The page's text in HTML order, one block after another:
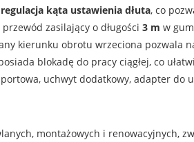
kąta ustawienia dłuta, co
zasilający o długości 3 m w
kierunku obrotu wrzeciona pozwala
blokadę do pracy ciągłej, co
uchwyt dodatkowy, adapter do
montażowych i renowacyjnych,